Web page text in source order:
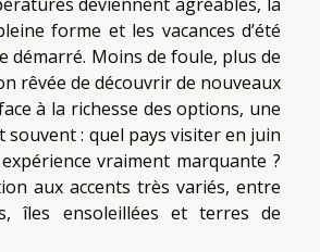
forme et les vacances d’été
démarré. Moins de foule, plus de
rêvée de découvrir de nouveaux
à la richesse des options, une
souvent : quel pays visiter en juin
vraiment marquante ?
aux accents très variés, entre
îles ensoleillées et terres de